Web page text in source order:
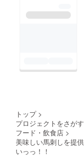
トップ >
プロジェクトをさがす
フード・飲食店 >
美味しい馬刺しを提
いっっ！！